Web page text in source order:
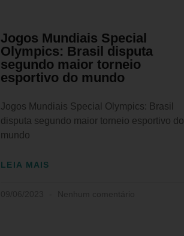
Jogos Mundiais Special
Olympics: Brasil disputa
segundo maior torneio
esportivo do mundo
Jogos Mundiais Special Olympics: Brasil
disputa segundo maior torneio esportivo do
mundo
LEIA MAIS